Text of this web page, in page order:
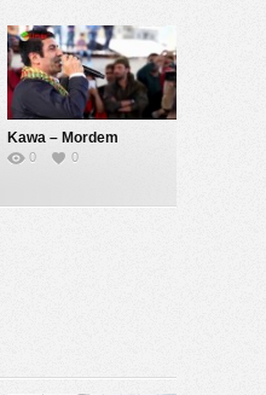
Kawa – Mordem
0 0